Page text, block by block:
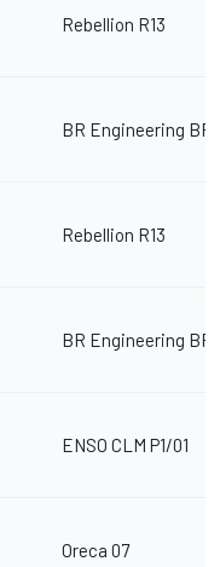
Rebellion R13
BR Engineering BR1
Rebellion R13
BR Engineering BR1
ENSO CLM P1/01
Oreca 07